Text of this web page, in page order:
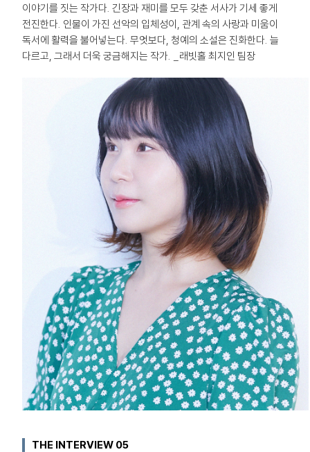
이야기를 짓는 작가다. 긴장과 재미를 모두 갖춘 서사가 기세 좋게
전진한다. 인물이 가진 선악의 입체성이, 관계 속의 사랑과 미움이
독서에 활력을 불어넣는다. 무엇보다, 청예의 소설은 진화한다. 늘
다르고, 그래서 더욱 궁금해지는 작가. _래빗홀 최지인 팀장
THE INTERVIEW 05